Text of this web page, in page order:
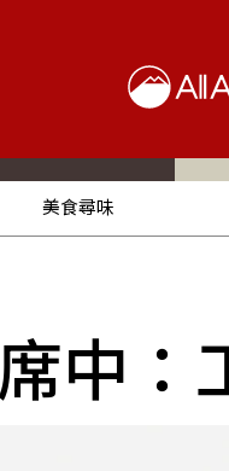
美食尋味
中：